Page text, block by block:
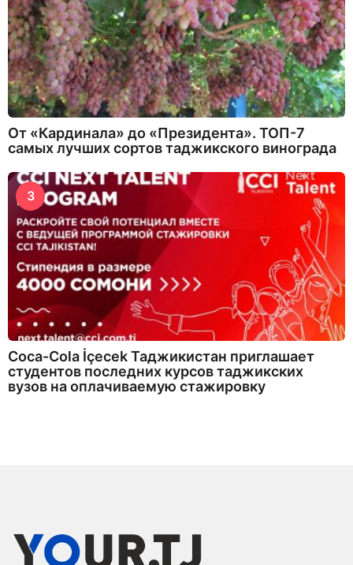
От «Кардинала» до «Президента». ТОП-7
самых лучших сортов таджикского винограда
3
Coca-Cola İçecek Таджикистан приглашает
студентов последних курсов таджикских
вузов на оплачиваемую стажировку